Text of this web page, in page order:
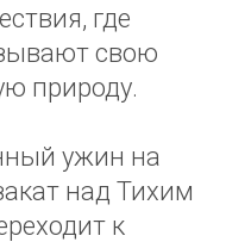
где
свою
природу.
ужин на
над Тихим
к